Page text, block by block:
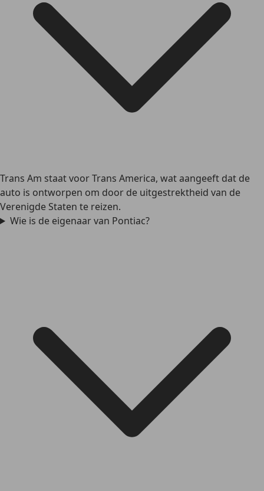
Trans Am staat voor Trans America, wat aangeeft dat de
auto is ontworpen om door de uitgestrektheid van de
Verenigde Staten te reizen.
Wie is de eigenaar van Pontiac?